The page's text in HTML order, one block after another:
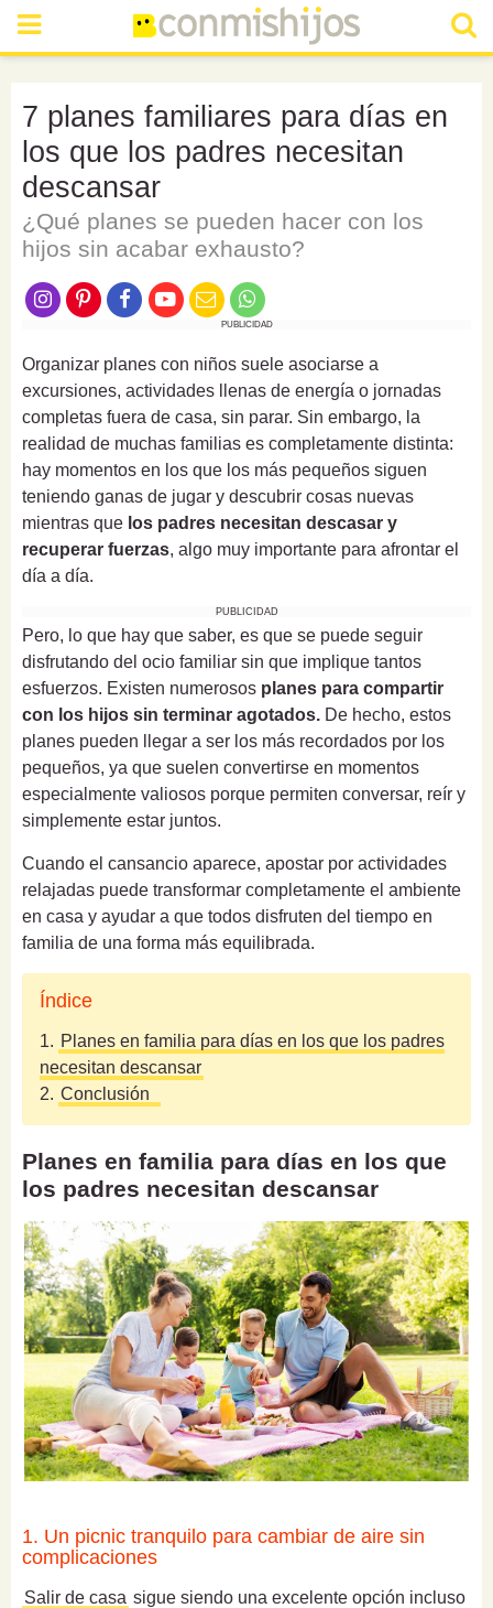
7 planes familiares para días en
los que los padres necesitan
descansar
¿Qué planes se pueden hacer con los
hijos sin acabar exhausto?
PUBLICIDAD
Organizar planes con niños suele asociarse a
excursiones, actividades llenas de energía o jornadas
completas fuera de casa, sin parar. Sin embargo, la
realidad de muchas familias es completamente distinta:
hay momentos en los que los más pequeños siguen
teniendo ganas de jugar y descubrir cosas nuevas
mientras que los padres necesitan descasar y
recuperar fuerzas, algo muy importante para afrontar el
día a día.
PUBLICIDAD
Pero, lo que hay que saber, es que se puede seguir
disfrutando del ocio familiar sin que implique tantos
esfuerzos. Existen numerosos planes para compartir
con los hijos sin terminar agotados. De hecho, estos
planes pueden llegar a ser los más recordados por los
pequeños, ya que suelen convertirse en momentos
especialmente valiosos porque permiten conversar, reír y
simplemente estar juntos.
Cuando el cansancio aparece, apostar por actividades
relajadas puede transformar completamente el ambiente
en casa y ayudar a que todos disfruten del tiempo en
familia de una forma más equilibrada.
Índice
1. Planes en familia para días en los que los padres
necesitan descansar
2. Conclusión
Planes en familia para días en los que
los padres necesitan descansar
1. Un picnic tranquilo para cambiar de aire sin
complicaciones
Salir de casa sigue siendo una excelente opción incluso